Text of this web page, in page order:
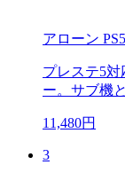
アローン
プレステ5
ー。サブ機
11,480円
3